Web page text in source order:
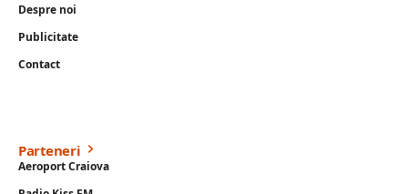
Despre noi
Publicitate
Contact
Parteneri
Aeroport Craiova